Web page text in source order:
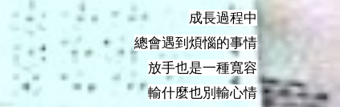
成長過程中
總會遇到煩惱的事情
放手也是一種寬容
輸什麼也別輸心情